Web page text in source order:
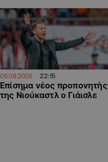
05.08.2026 22:15
Επίσημα νέος προπονητής
της Νιούκαστλ ο Γιάισλε